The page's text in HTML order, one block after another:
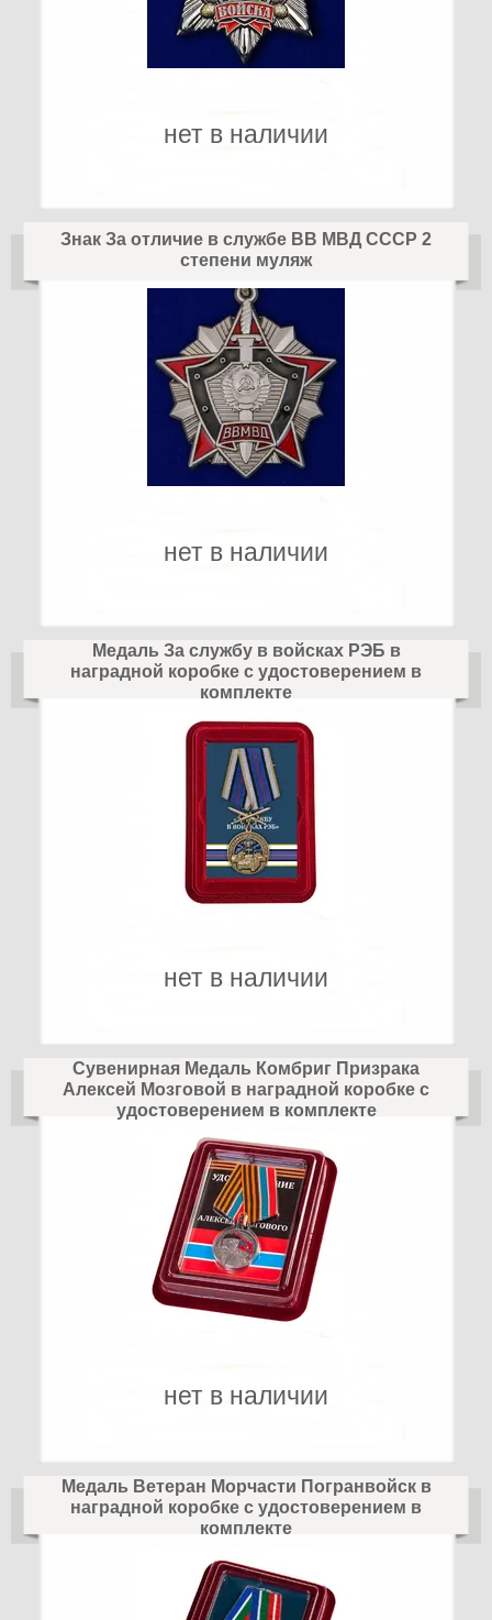
нет в наличии
Знак За отличие в службе ВВ МВД СССР 2
степени муляж
нет в наличии
Медаль За службу в войсках РЭБ в
наградной коробке с удостоверением в
комплекте
нет в наличии
Сувенирная Медаль Комбриг Призрака
Алексей Мозговой в наградной коробке с
удостоверением в комплекте
нет в наличии
Медаль Ветеран Морчасти Погранвойск в
наградной коробке с удостоверением в
комплекте